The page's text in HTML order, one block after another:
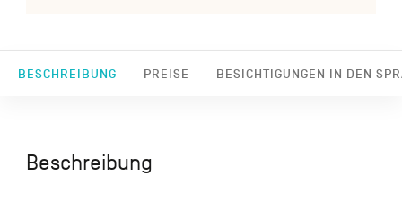
BESCHREIBUNG PREISE BESICHTIGUNGEN IN DEN
Beschreibung